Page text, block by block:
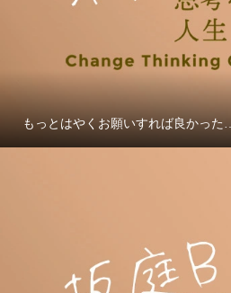
もっとはやくお願いすれば良かった…